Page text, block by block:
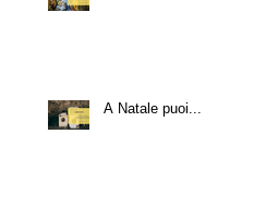
A Natale puoi...